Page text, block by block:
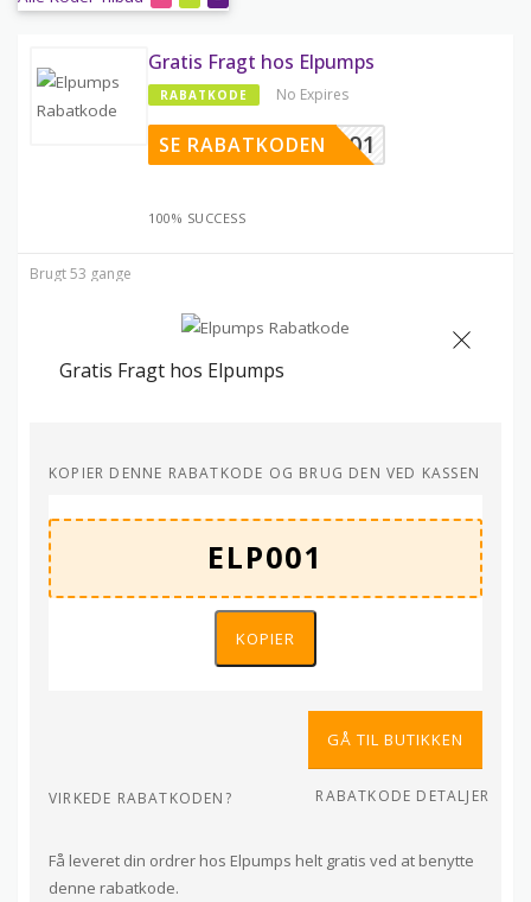
Gratis Fragt hos Elpumps
RABATKODE No Expires
ELP001
SE RABATKODEN
100% SUCCESS
Brugt 53 gange
Gratis Fragt hos Elpumps
KOPIER DENNE RABATKODE OG BRUG DEN VED KASSEN
KOPIER
GÅ TIL BUTIKKEN
VIRKEDE RABATKODEN? RABATKODE DETALJER
Få leveret din ordrer hos Elpumps helt gratis ved at benytte
denne rabatkode.